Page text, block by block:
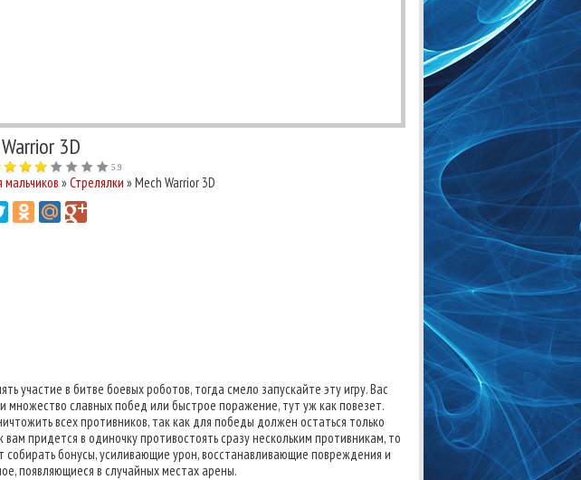
3D
5.9
мальчиков »Стрелялки » Mech Warrior 3D
участие в битве боевых роботов, тогда смело запускайте эту игру. Вас
множество славных побед или быстрое поражение, тут уж как повезет.
всех противников, так как для победы должен остаться только
вам придется в одиночку противостоять сразу нескольким противникам, то
собирать бонусы, усиливающие урон, восстанавливающие повреждения и
появляющиеся в случайных местах арены.